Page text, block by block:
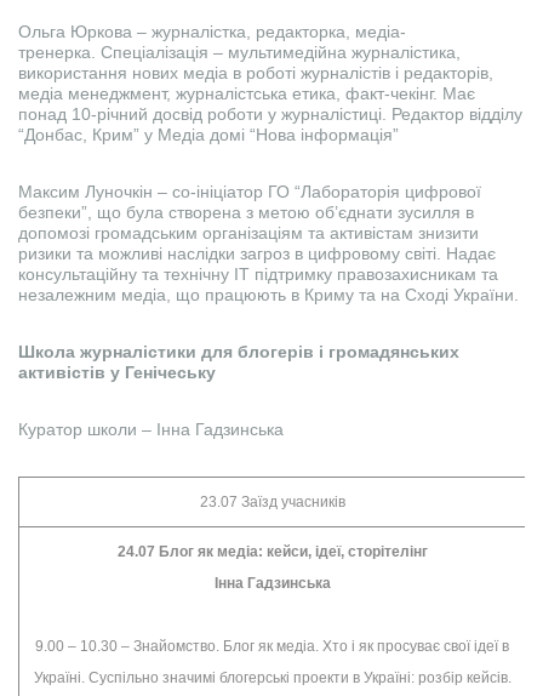
Ольга Юркова – журналістка, редакторка, медіа-
тренерка. Спеціалізація – мультимедійна журналістика,
використання нових медіа в роботі журналістів і редакторів,
медіа менеджмент, журналістська етика, факт-чекінг. Має
понад 10-річний досвід роботи у журналістиці. Редактор відділу
“Донбас, Крим” у Медіа домі “Нова інформація”
Максим Луночкін – со-ініціатор ГО “Лабораторія цифрової
безпеки”, що була створена з метою об’єднати зусилля в
допомозі громадським організаціям та активістам знизити
ризики та можливі наслідки загроз в цифровому світі. Надає
консультаційну та технічну ІТ підтримку правозахисникам та
незалежним медіа, що працюють в Криму та на Сході України.
Школа журналістики для блогерів і громадянських
активістів у Генічеську
Куратор школи – Інна Гадзинська
23.07 Заїзд учасників
24.07 Блог як медіа: кейси, ідеї, сторітелінг
Інна Гадзинська
9.00 – 10.30 – Знайомство. Блог як медіа. Хто і як просуває свої ідеї в
Україні. Суспільно значимі блогерські проекти в Україні: розбір кейсів.